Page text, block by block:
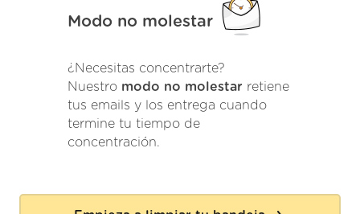
Modo no molestar
¿Necesitas concentrarte?
Nuestro modo no molestar retiene
tus emails y los entrega cuando
termine tu tiempo de
concentración.